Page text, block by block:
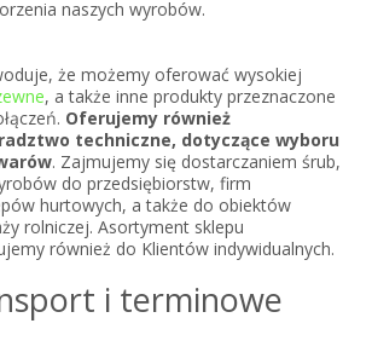
naszych wyrobów.
że możemy oferować wysokiej
, a także inne produkty przeznaczone
Oferujemy również
techniczne, dotyczące wyboru
. Zajmujemy się dostarczaniem śrub,
do przedsiębiorstw, firm
hurtowych, a także do obiektów
rolniczej. Asortyment sklepu
również do Klientów indywidualnych.
i terminowe